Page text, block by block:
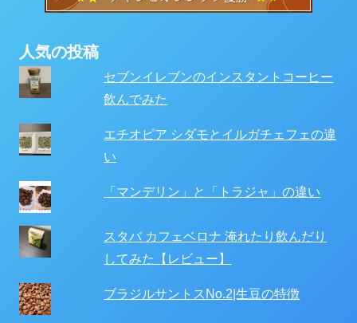
人気の投稿
セブンイレブンのインスタントコーヒー
飲んでみた
エチオピア シダモとイルガチェフェの違
い
「マンデリン」と「トラジャ」の違い
スタバ カフェベロナ 淹れたり飲んだり
してみた【レビュー】
ブラジルサントスNo.2|生豆の特徴